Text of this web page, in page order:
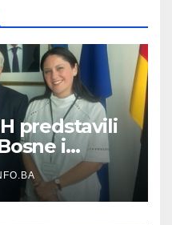
predstavili
i